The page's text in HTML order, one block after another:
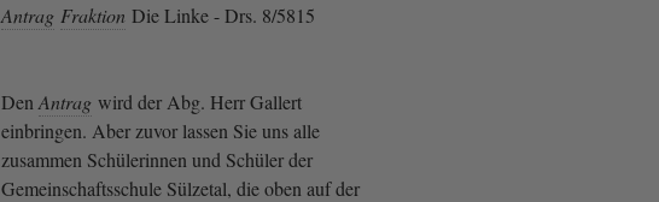
Antrag Fraktion Die Linke - Drs. 8/5815
Den Antrag wird der Abg. Herr Gallert
einbringen. Aber zuvor lassen Sie uns alle
zusammen Schülerinnen und Schüler der
Gemeinschaftsschule Sülzetal, die oben auf der